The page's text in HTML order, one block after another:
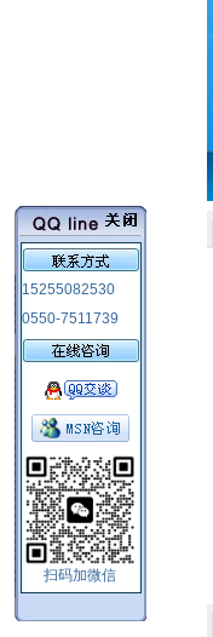
15255082530
0550-7511739
扫码加微信